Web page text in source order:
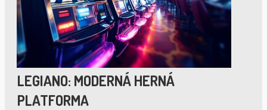
LEGIANO: MODERNÁ HERNÁ
PLATFORMA